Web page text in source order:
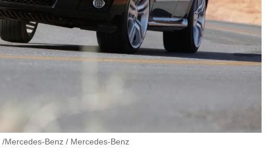
/Mercedes-Benz / Mercedes-Benz